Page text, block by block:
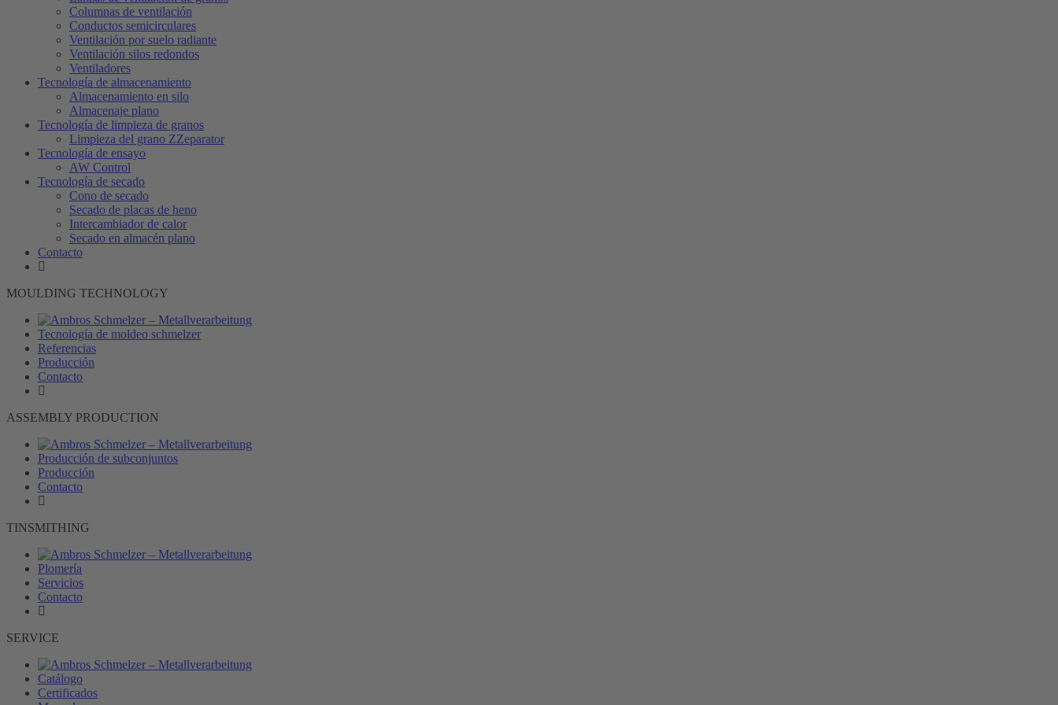
Columnas de ventilación
Conductos semicirculares
Ventilación por suelo radiante
Ventilación silos redondos
Ventiladores
Tecnología de almacenamiento
Almacenamiento en silo
Almacenaje plano
Tecnología de limpieza de granos
Limpieza del grano ZZeparator
Tecnología de ensayo
AW Control
Tecnología de secado
Cono de secado
Secado de placas de heno
Intercambiador de calor
Secado en almacén plano
Contacto
MOULDING TECHNOLOGY
Tecnología de moldeo schmelzer
Referencias
Producción
Contacto
ASSEMBLY PRODUCTION
Producción de subconjuntos
Producción
Contacto
TINSMITHING
Plomería
Servicios
Contacto
SERVICE
Catálogo
Certificados